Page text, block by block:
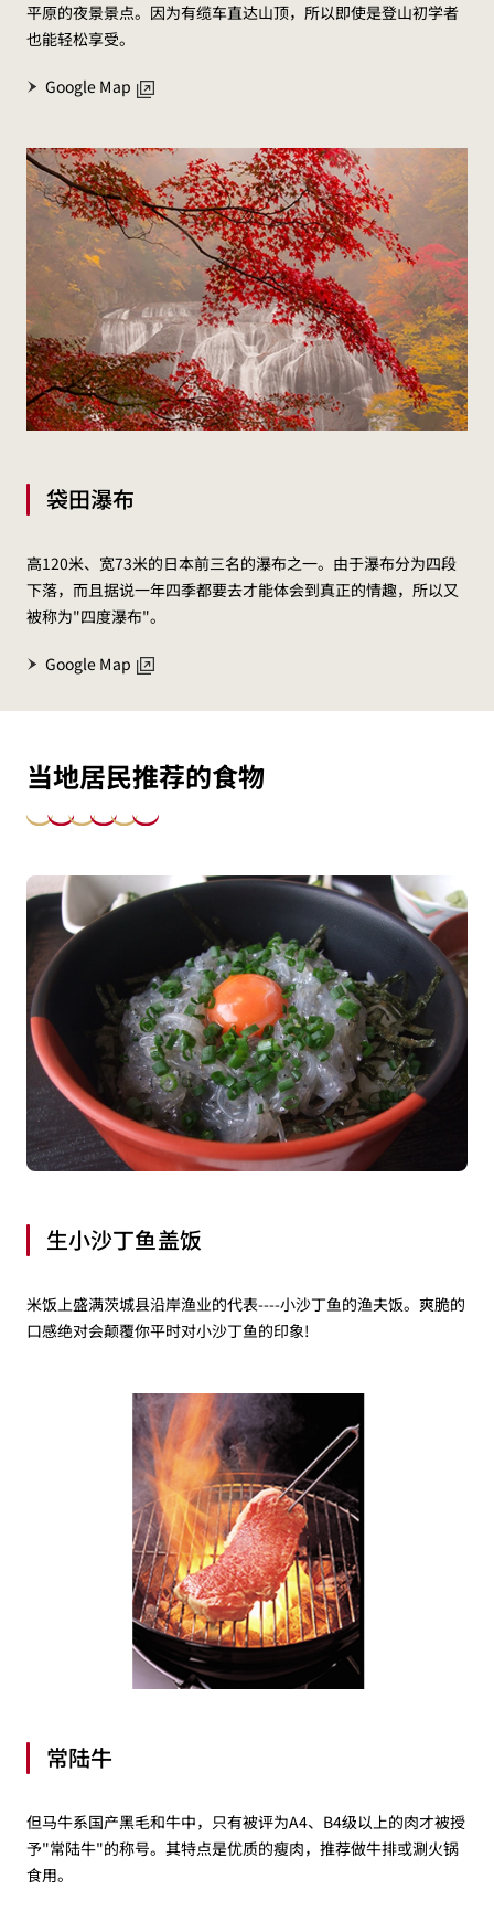
平原的夜景景点。因为有缆车直达山顶，所以即使是登山初学者
也能轻松享受。
Google Map
袋田瀑布
高120米、宽73米的日本前三名的瀑布之一。由于瀑布分为四段
下落，而且据说一年四季都要去才能体会到真正的情趣，所以又
被称为"四度瀑布"。
Google Map
当地居民推荐的食物
生小沙丁鱼盖饭
米饭上盛满茨城县沿岸渔业的代表----小沙丁鱼的渔夫饭。爽脆的
口感绝对会颠覆你平时对小沙丁鱼的印象!
常陆牛
但马牛系国产黑毛和牛中，只有被评为A4、B4级以上的肉才被授
予"常陆牛"的称号。其特点是优质的瘦肉，推荐做牛排或涮火锅
食用。